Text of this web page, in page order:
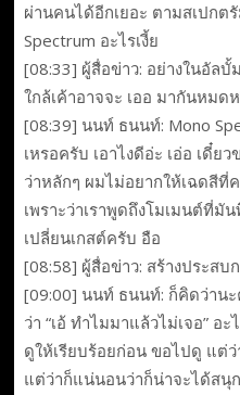
ผ่านคนได้อีกเยอะ ตามสเปกต
Spectrum อะไรเงี้ย
[08:33] ผู้สื่อข่าว: อย่างในอัลบั้
ใกล้เค้าอาจจะ เออ มากันหมด
[08:39] นนท์ ธนนท์: Mono
เหรอครับ เอาไงดีอ่ะ เอ่อ เดี๋ย
ว่าหลักๆ ผมไม่อยากให้เฉดสีที่
เพราะว่าเราพูดถึงโมเมนต์ที่มั
เปลี่ยนเกสต์ครับ อือ
[08:58] ผู้สื่อข่าว: สร้างประสบ
[09:00] นนท์ ธนนท์: ก็คิดว่าน
ว่า “เอ้ ทำไมมาแล้วไม่เจอ” อ
ดูให้เรียบร้อยก่อน ขอไปดู แต่
แต่ว่าก็แน่นอนว่าก็น่าจะได้ส